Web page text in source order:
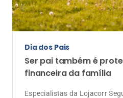
Dia dos Pais
Ser pai também é
financeira da família
Especialistas da Lojacorr